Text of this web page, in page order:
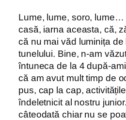
Lume, lume, soro, lume…
casă, iarna aceasta, că,
că nu mai văd luminița de
tunelului. Bine, n-am
întuneca de la 4 după-
că am avut mult timp de
pus, cap la cap,
îndeletnicit al nostru
câteodată chiar nu se